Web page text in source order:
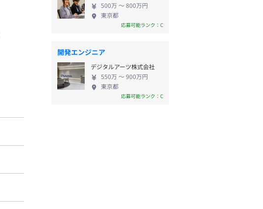
500万 〜 800万円
東京都
応募可能ランク：C
開発エンジニア
デジタルアーツ株式会社
550万 〜 900万円
東京都
応募可能ランク：C